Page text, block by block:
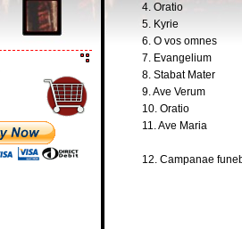
4. Oratio
5. Kyrie
6. O vos omnes
7. Evangelium
8. Stabat Mater
9. Ave Verum
10. Oratio
11. Ave Maria
12. Campanae